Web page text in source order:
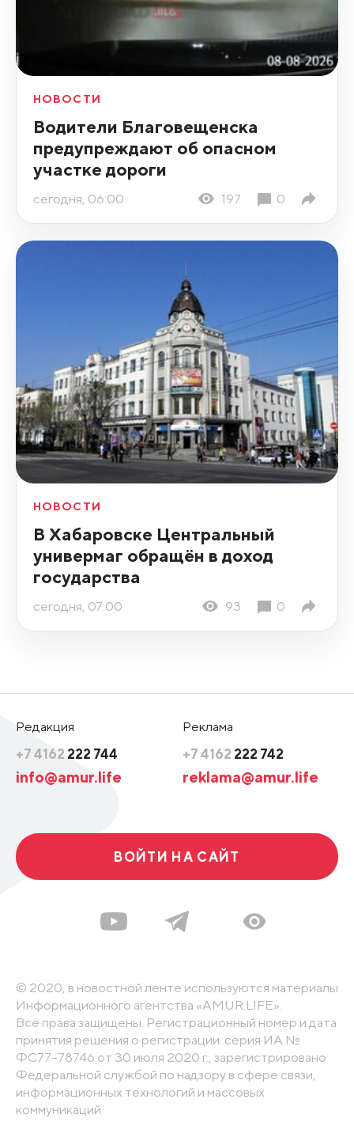
НОВОСТИ
Водители Благовещенска
предупреждают об опасном
участке дороги
сегодня, 06:00 197 0
НОВОСТИ
В Хабаровске Центральный
универмаг обращён в доход
государства
сегодня, 07:00 93 0
Редакция
+7 4162 222 744
info@amur.life
Реклама
+7 4162 222 742
reklama@amur.life
ВОЙТИ НА САЙТ
© 2020, в новостной ленте используются материалы
Информационного агентства «AMUR.LIFE».
Все права защищены. Регистрационный номер и дата
принятия решения о регистрации: серия ИА №
ФС77-78746 от 30 июля 2020 г., зарегистрировано
Федеральной службой по надзору в сфере связи,
информационных технологий и массовых
коммуникаций